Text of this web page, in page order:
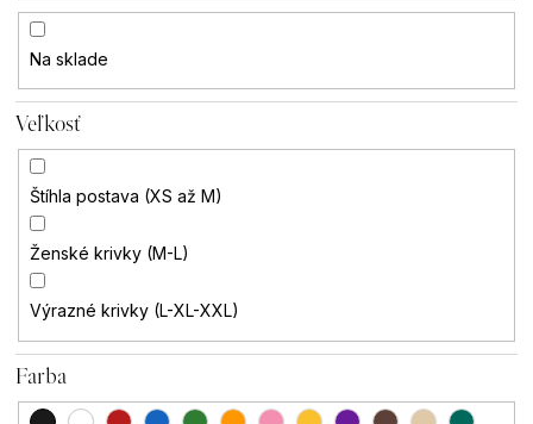
p
r
o
d
u
k
t
o
Na sklade
Farba
Veľkosť
Štíhla postava (XS až M)
Ženské krivky (M-L)
Výrazné krivky (L-XL-XXL)
e
s